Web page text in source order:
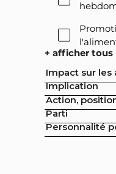
+ afficher tous
Impact sur les
Implication
Action,
Parti
Personnalité